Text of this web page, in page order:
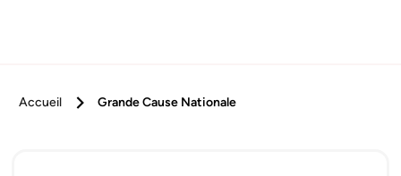
Accueil Grande Cause Nationale